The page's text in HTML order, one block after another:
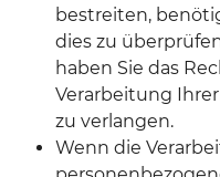
bestreiten,
dies zu
haben Sie das
Verarbeitung
zu verlangen.
Wenn die